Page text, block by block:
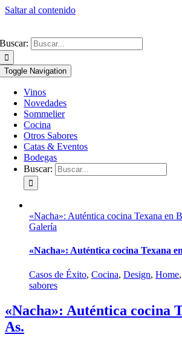
Saltar al contenido
Buscar:
Toggle Navigation
Vinos
Novedades
Sommelier
Cocina
Otros Sabores
Catas & Eventos
Bodegas
Buscar:
«Nacha»: Auténtica cocina Texana en
Galería
«Nacha»: Auténtica cocina Texana
Casos de Éxito, Cocina, Design, Home,
sabores
«Nacha»: Auténtica cocina
As.